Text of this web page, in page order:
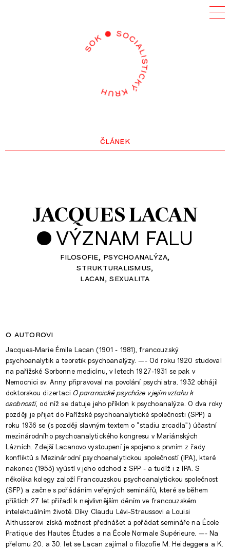
článek
JACQUES LACAN
• VÝZNAM FALU
filosofie psychoanalýza
strukturalismus
lacan sexualita
o autorovi
Jacques-Marie Émile Lacan (1901 - 1981), francouzský
psychoanalytik a teoretik psychoanalýzy. —- Od roku 1920 studoval
na pařížské Sorbonne medicínu, v letech 1927-1931 se pak v
Nemocnici sv. Anny připravoval na povolání psychiatra. 1932 obhájil
doktorskou dizertaci O paranoické psychóze v jejím vztahu k
osobnosti, od níž se datuje jeho příklon k psychoanalýze. O dva roky
později je přijat do Pařížské psychoanalytické společnosti (SPP) a
roku 1936 se (s později slavným textem o “stadiu zrcadla”) účastní
mezinárodního psychoanalytického kongresu v Mariánských
Lázních. Zdejší Lacanovo vystoupení je spojeno s prvním z řady
konfliktů s Mezinárodní psychoanalytickou společností (IPA), které
nakonec (1953) vyústí v jeho odchod z SPP - a tudíž i z IPA. S
několika kolegy založí Francouzskou psychoanalytickou společnost
(SFP) a začne s pořádáním veřejných seminářů, které se během
příštích 27 let přiřadí k nejvlivnějším děním ve francouzském
intelektuálním životě. Díky Claudu Lévi-Straussovi a Louisi
Althusserovi získá možnost přednášet a pořádat semináře na École
Pratique des Hautes Études a na École Normale Supérieure. —- Na
přelomu 20. a 30. let se Lacan zajímal o filozofie M. Heideggera a K.